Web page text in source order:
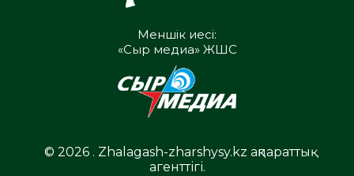
Меншік иесі:
«Сыр медиа» ЖШС
© 2026 . Zhalagash-zharshysy.kz ақпараттық
агенттігі.